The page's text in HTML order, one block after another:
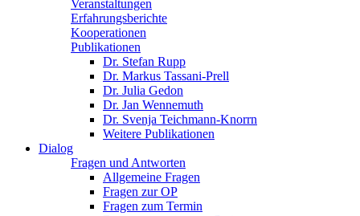
Veranstaltungen
Erfahrungsberichte
Kooperationen
Publikationen
Dr. Stefan Rupp
Dr. Markus Tassani-Prell
Dr. Julia Gedon
Dr. Jan Wennemuth
Dr. Svenja Teichmann-Knorrn
Weitere Publikationen
Dialog
Fragen und Antworten
Allgemeine Fragen
Fragen zur OP
Fragen zum Termin